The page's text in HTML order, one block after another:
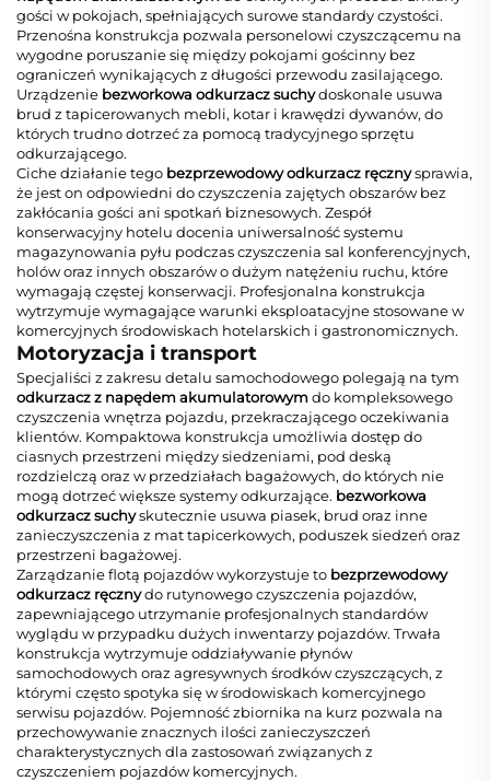
gości w pokojach, spełniających surowe standardy czystości.
Przenośna konstrukcja pozwala personelowi czyszczącemu na
wygodne poruszanie się między pokojami gościnny bez
ograniczeń wynikających z długości przewodu zasilającego.
Urządzenie bezworkowa odkurzacz suchydoskonale usuwa
brud z tapicerowanych mebli, kotar i krawędzi dywanów, do
których trudno dotrzeć za pomocą tradycyjnego sprzętu
odkurzającego.
Ciche działanie tego bezprzewodowy odkurzacz ręcznysprawia,
że jest on odpowiedni do czyszczenia zajętych obszarów bez
zakłócania gości ani spotkań biznesowych. Zespół
konserwacyjny hotelu docenia uniwersalność systemu
magazynowania pyłu podczas czyszczenia sal konferencyjnych,
holów oraz innych obszarów o dużym natężeniu ruchu, które
wymagają częstej konserwacji. Profesjonalna konstrukcja
wytrzymuje wymagające warunki eksploatacyjne stosowane w
komercyjnych środowiskach hotelarskich i gastronomicznych.
Motoryzacja i transport
Specjaliści z zakresu detalu samochodowego polegają na tym
odkurzacz z napędem akumulatorowymdo kompleksowego
czyszczenia wnętrza pojazdu, przekraczającego oczekiwania
klientów. Kompaktowa konstrukcja umożliwia dostęp do
ciasnych przestrzeni między siedzeniami, pod deską
rozdzielczą oraz w przedziałach bagażowych, do których nie
mogą dotrzeć większe systemy odkurzające. bezworkowa
odkurzacz suchyskutecznie usuwa piasek, brud oraz inne
zanieczyszczenia z mat tapicerkowych, poduszek siedzeń oraz
przestrzeni bagażowej.
Zarządzanie flotą pojazdów wykorzystuje to bezprzewodowy
odkurzacz ręcznydo rutynowego czyszczenia pojazdów,
zapewniającego utrzymanie profesjonalnych standardów
wyglądu w przypadku dużych inwentarzy pojazdów. Trwała
konstrukcja wytrzymuje oddziaływanie płynów
samochodowych oraz agresywnych środków czyszczących, z
którymi często spotyka się w środowiskach komercyjnego
serwisu pojazdów. Pojemność zbiornika na kurz pozwala na
przechowywanie znacznych ilości zanieczyszczeń
charakterystycznych dla zastosowań związanych z
czyszczeniem pojazdów komercyjnych.